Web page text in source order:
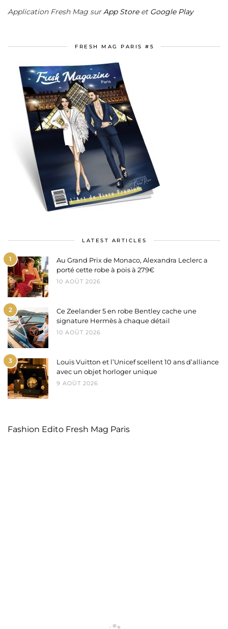
Application Fresh Mag surApp Storeet Google Play
FRESH MAG PARIS #5
LATEST ARTICLES
1
Au Grand Prix de Monaco, Alexandra Leclerc a
porté cette robe à pois à 279€
10 AOÛT 2026
2
Ce Zeelander 5 en robe Bentley cache une
signature Hermès à chaque détail
10 AOÛT 2026
3
Louis Vuitton et l’Unicef scellent 10 ans d’alliance
avec un objet horloger unique
9 AOÛT 2026
Fashion Edito Fresh Mag Paris